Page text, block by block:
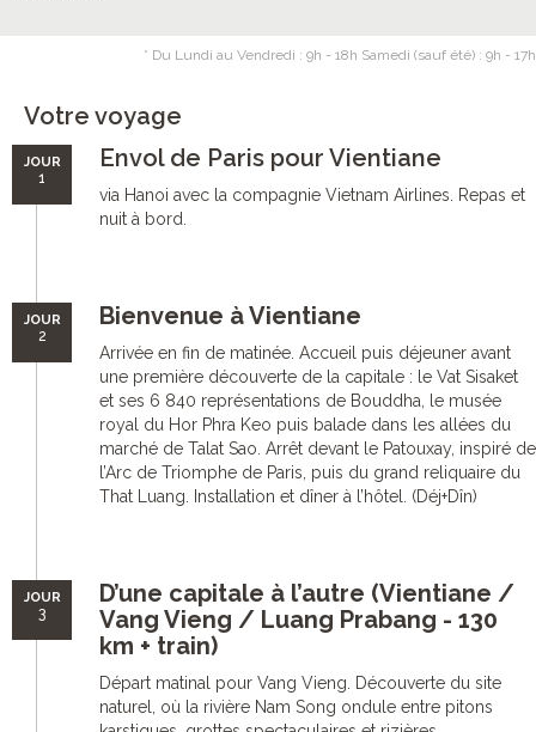
* Du Lundi au Vendredi : 9h - 18h Samedi (sauf été) : 9h - 17h
Votre voyage
JOUR
1
Envol de Paris pour Vientiane
via Hanoi avec la compagnie Vietnam Airlines. Repas et
nuit à bord.
JOUR
2
Bienvenue à Vientiane
Arrivée en fin de matinée. Accueil puis déjeuner avant
une première découverte de la capitale : le Vat Sisaket
et ses 6 840 représentations de Bouddha, le musée
royal du Hor Phra Keo puis balade dans les allées du
marché de Talat Sao. Arrêt devant le Patouxay, inspiré de
l’Arc de Triomphe de Paris, puis du grand reliquaire du
That Luang. Installation et dîner à l’hôtel. (Déj+Dîn)
JOUR
3
D’une capitale à l’autre (Vientiane /
Vang Vieng / Luang Prabang - 130
km + train)
Départ matinal pour Vang Vieng. Découverte du site
naturel, où la rivière Nam Song ondule entre pitons